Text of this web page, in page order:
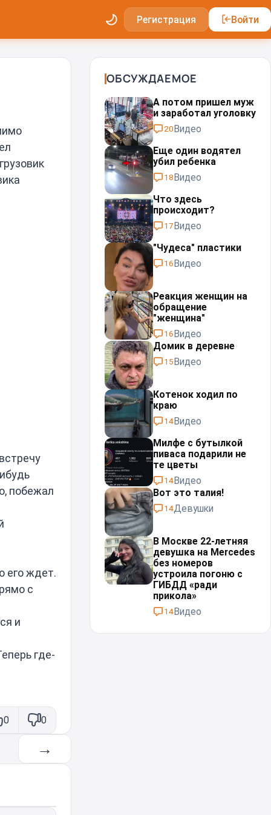
Регистрация Войти
побежал
его ждет.
с
и
где-
0 0
→
ОБСУЖДАЕМОЕ
А потом пришел муж
и заработал уголовку
20Видео
Еще один водятел
убил ребенка
18Видео
Что здесь
происходит?
17Видео
"Чудеса" пластики⁠⁠
16Видео
Реакция женщин на
обращение
"женщина"
16Видео
Домик в деревне
15Видео
Котенок ходил по
краю
14Видео
Милфе с бутылкой
пиваса подарили не
те цветы
14Видео
Вот это талия!
14Девушки
В Москве 22-летняя
девушка на Mercedes
без номеров
устроила погоню с
ГИБДД «ради
прикола»
14Видео